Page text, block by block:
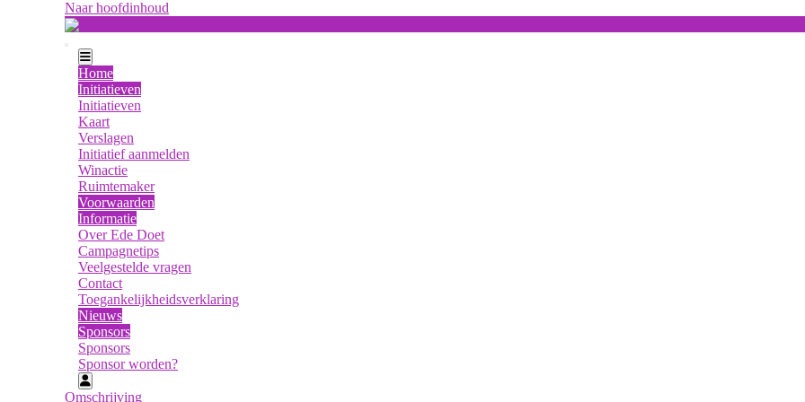
Naar hoofdinhoud
Navigatie website
Home
Initiatieven
Initiatieven
Kaart(huidige pagina)
Verslagen
Initiatief aanmelden
Winactie(huidige pagina)
Ruimtemaker(huidige pagina)
Voorwaarden
Informatie
Over Ede Doet(huidige pagina)
Campagnetips(huidige pagina)
Veelgestelde vragen
Contact(huidige pagina)
Toegankelijkheidsverklaring(huidige pagina)
Nieuws
Sponsors
Sponsors(huidige pagina)
Sponsor worden?(huidige pagina)
Navigatie mijn profiel
Omschrijving